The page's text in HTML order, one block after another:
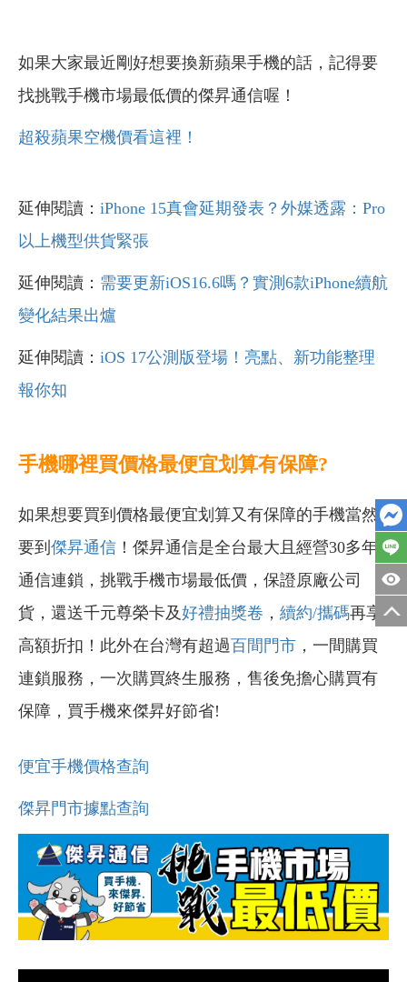
如果大家最近剛好想要換新蘋果手機的話，記得要
找挑戰手機市場最低價的傑昇通信喔！
超殺蘋果空機價看這裡！
延伸閱讀： iPhone 15真會延期發表？外媒透露：Pro
以上機型供貨緊張
延伸閱讀： 需要更新iOS16.6嗎？實測6款iPhone續航
變化結果出爐
延伸閱讀： iOS 17公測版登場！亮點、新功能整理
報你知
手機哪裡買價格最便宜划算有保障?
如果想要買到價格最便宜划算又有保障的手機當然
要到 傑昇通信 ！傑昇通信是全台最大且經營30多年
通信連鎖，挑戰手機市場最低價，保證原廠公司
貨，還送千元尊榮卡及好禮抽獎卷 ， 續約/攜碼再享
高額折扣！此外在台灣有超過百間門市 ，一間購買
連鎖服務，一次購買終生服務，售後免擔心購買有
保障，買手機來傑昇好節省!
便宜手機價格查詢
傑昇門市據點查詢